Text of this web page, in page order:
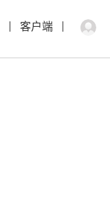
客户端